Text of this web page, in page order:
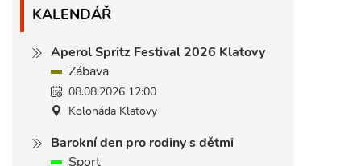
KALENDÁŘ
Aperol Spritz Festival 2026 Klatovy
Zábava
08.08.2026 12:00
Kolonáda Klatovy
Barokní den pro rodiny s dětmi
Sport